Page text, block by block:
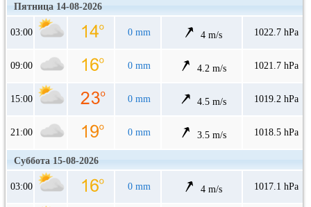
Пятница 14-08-2026
03:00 0 mm 4 m/s 1022.7 hPa
09:00 0 mm 4.2 m/s 1021.7 hPa
15:00 0 mm 4.5 m/s 1019.2 hPa
21:00 0 mm 3.5 m/s 1018.5 hPa
Суббота 15-08-2026
03:00 0 mm 4 m/s 1017.1 hPa